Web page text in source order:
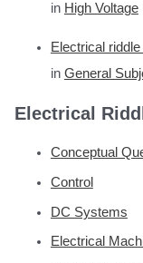
in High Voltage
Electrical
in General
Electrical
Conceptual
Control
DC Systems
Electrical